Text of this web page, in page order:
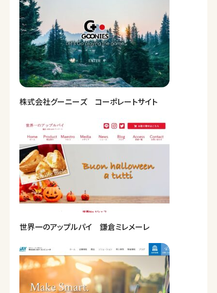
株式会社グーニーズ コーポレートサイト
世界一のアップルパイ 鎌倉ミレメーレ